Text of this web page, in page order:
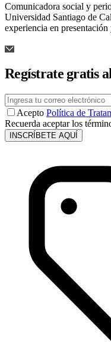
Comunicadora social y
Universidad Santiago de
experiencia en presentación
Regístrate gratis
Acepto Política de
Recuerda aceptar los
INSCRÍBETE AQUÍ